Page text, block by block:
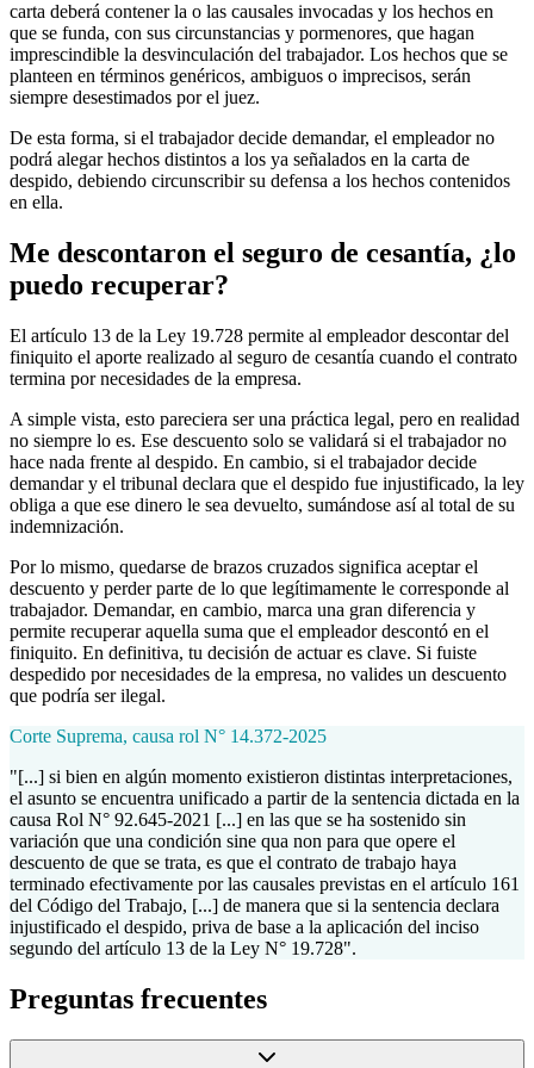
carta deberá contener la o las causales invocadas y los hechos en
que se funda, con sus circunstancias y pormenores, que hagan
imprescindible la desvinculación del trabajador. Los hechos que se
planteen en términos genéricos, ambiguos o imprecisos, serán
siempre desestimados por el juez.
De esta forma, si el trabajador decide demandar, el empleador no
podrá alegar hechos distintos a los ya señalados en la carta de
despido, debiendo circunscribir su defensa a los hechos contenidos
en ella.
Me descontaron el seguro de cesantía, ¿lo
puedo recuperar?
El artículo 13 de la Ley 19.728 permite al empleador descontar del
finiquito el aporte realizado al seguro de cesantía cuando el contrato
termina por necesidades de la empresa.
A simple vista, esto pareciera ser una práctica legal, pero en realidad
no siempre lo es. Ese descuento solo se validará si el trabajador no
hace nada frente al despido. En cambio, si el trabajador decide
demandar y el tribunal declara que el despido fue injustificado, la ley
obliga a que ese dinero le sea devuelto, sumándose así al total de su
indemnización.
Por lo mismo, quedarse de brazos cruzados significa aceptar el
descuento y perder parte de lo que legítimamente le corresponde al
trabajador. Demandar, en cambio, marca una gran diferencia y
permite recuperar aquella suma que el empleador descontó en el
finiquito. En definitiva, tu decisión de actuar es clave. Si fuiste
despedido por necesidades de la empresa, no valides un descuento
que podría ser ilegal.
Corte Suprema, causa rol N° 14.372-2025
"[...] si bien en algún momento existieron distintas interpretaciones,
el asunto se encuentra unificado a partir de la sentencia dictada en la
causa Rol N° 92.645-2021 [...] en las que se ha sostenido sin
variación que una condición sine qua non para que opere el
descuento de que se trata, es que el contrato de trabajo haya
terminado efectivamente por las causales previstas en el artículo 161
del Código del Trabajo, [...] de manera que si la sentencia declara
injustificado el despido, priva de base a la aplicación del inciso
segundo del artículo 13 de la Ley N° 19.728".
Preguntas frecuentes